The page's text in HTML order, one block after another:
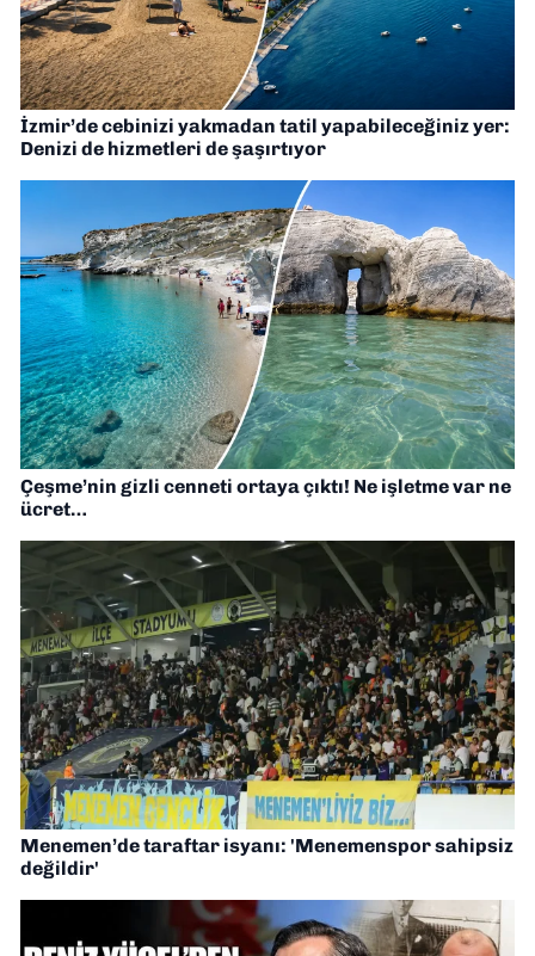
İzmir’de cebinizi yakmadan tatil yapabileceğiniz yer:
Denizi de hizmetleri de şaşırtıyor
Çeşme’nin gizli cenneti ortaya çıktı! Ne işletme var ne
ücret…
Menemen’de taraftar isyanı: 'Menemenspor sahipsiz
değildir'